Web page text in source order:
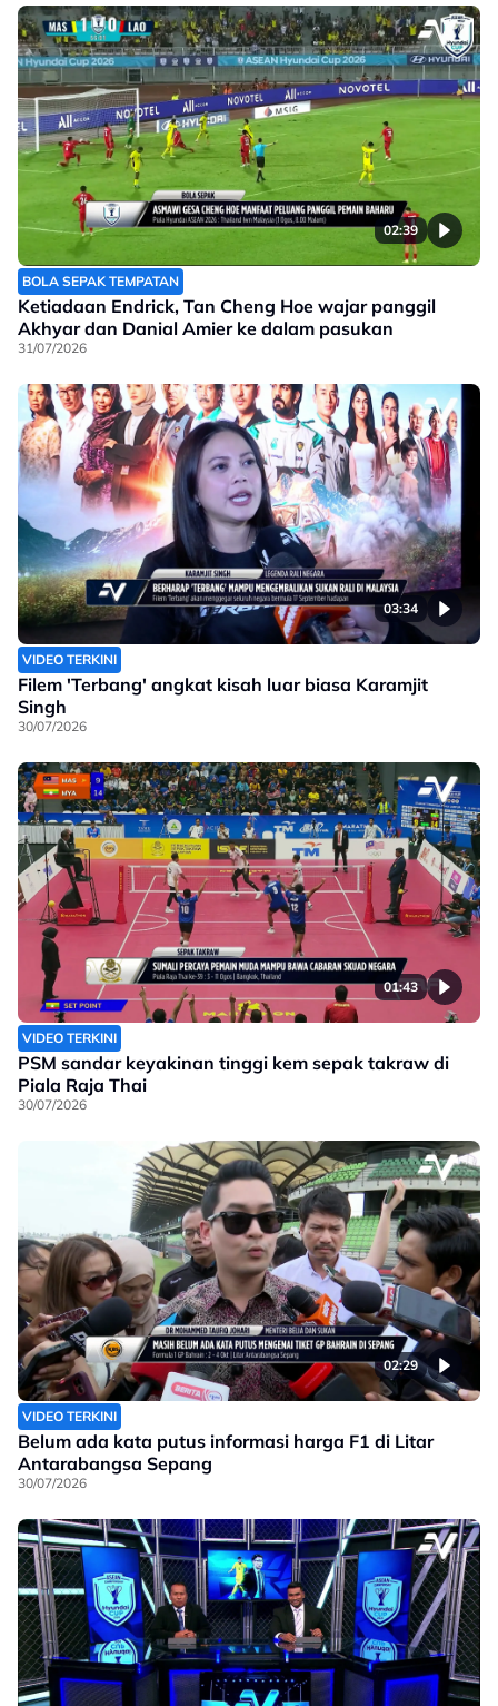
02:39
BOLA SEPAK TEMPATAN
Ketiadaan Endrick, Tan Cheng Hoe wajar panggil
Akhyar dan Danial Amier ke dalam pasukan
31/07/2026
03:34
VIDEO TERKINI
Filem 'Terbang' angkat kisah luar biasa Karamjit
Singh
30/07/2026
01:43
VIDEO TERKINI
PSM sandar keyakinan tinggi kem sepak takraw di
Piala Raja Thai
30/07/2026
02:29
VIDEO TERKINI
Belum ada kata putus informasi harga F1 di Litar
Antarabangsa Sepang
30/07/2026